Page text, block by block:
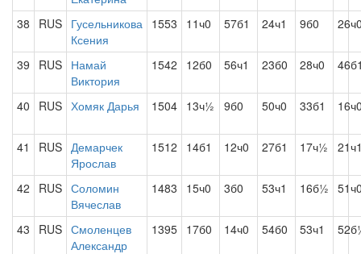
38
RUS Гусельникова
Ксения
1553 11ч0 57б1 24ч1 9б0
39 RUS Намай
Виктория
1542 12б0 56ч1 23б0 28ч0
40 RUS Хомяк Дарья 1504 13ч½ 9б0 50ч0 33б1
41 RUS Демарчек
Ярослав
1512 14б1 12ч0 27б1 17ч½
42 RUS Соломин
Вячеслав
1483 15ч0 3б0 53ч1 16б½
43 RUS Смоленцев
Александр
1395 17б0 14ч0 54б0 53ч1